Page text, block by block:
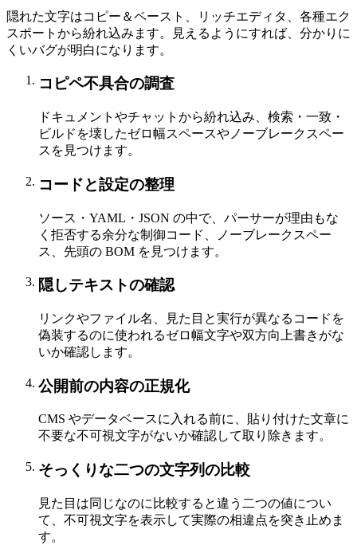
隠れた文字はコピー＆ペースト、リッチエディタ、各種エク
スポートから紛れ込みます。見えるようにすれば、分かりに
くいバグが明白になります。
コピペ不具合の調査
ドキュメントやチャットから紛れ込み、検索・一致・
ビルドを壊したゼロ幅スペースやノーブレークスペー
スを見つけます。
コードと設定の整理
ソース・YAML・JSON の中で、パーサーが理由もな
く拒否する余分な制御コード、ノーブレークスペー
ス、先頭の BOM を見つけます。
隠しテキストの確認
リンクやファイル名、見た目と実行が異なるコードを
偽装するのに使われるゼロ幅文字や双方向上書きがな
いか確認します。
公開前の内容の正規化
CMS やデータベースに入れる前に、貼り付けた文章に
不要な不可視文字がないか確認して取り除きます。
そっくりな二つの文字列の比較
見た目は同じなのに比較すると違う二つの値につい
て、不可視文字を表示して実際の相違点を突き止めま
す。